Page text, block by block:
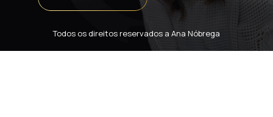
Todos os direitos reservados a Ana Nóbrega